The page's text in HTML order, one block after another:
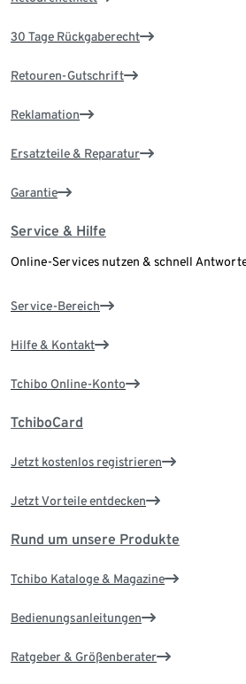
30 Tage Rückgaberecht
Retouren-Gutschrift
Reklamation
Ersatzteile & Reparatur
Garantie
Service & Hilfe
Online-Services nutzen & schnell
Service-Bereich
Hilfe & Kontakt
Tchibo Online-Konto
TchiboCard
Jetzt kostenlos registrieren
Jetzt Vorteile entdecken
Rund um unsere Produkte
Tchibo Kataloge & Magazine
Bedienungsanleitungen
Ratgeber & Größenberater